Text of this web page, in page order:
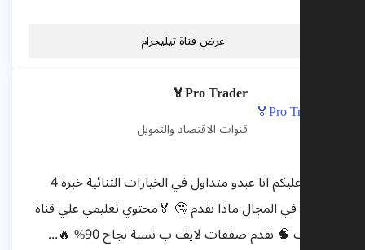
عرض قناة تيليجرام
Pro Trader🏅
قنوات الاقتصاد والتمويل
السلام عليكم انا عبدو متداول في الخيارات الثنائية خبرة 4
سنوات في المجال ماذا نقدم 🤔 🏅محتوي تعليمي علي قناة
اليوتيوب 🧠 نقدم صفقات لايف ب نسبة نجاح 90% 🔥...